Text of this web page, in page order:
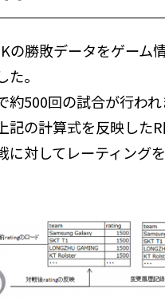
の勝敗データをゲーム
。
約500回の試合が行われ
記の計算式を反映した
に対してレーティング